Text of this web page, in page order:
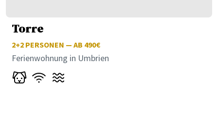
Torre
2+2 PERSONEN — AB 490€
Ferienwohnung in Umbrien